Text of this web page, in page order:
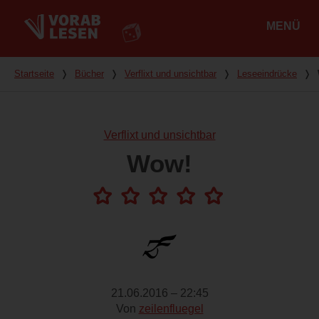
MENÜ
Du bist hier
Startseite ❭ Bücher ❭ Verflixt und unsichtbar ❭ Leseeindrücke ❭
Verflixt und unsichtbar
Wow!
21.06.2016 – 22:45
Von zeilenfluegel